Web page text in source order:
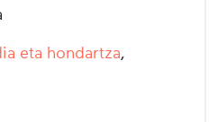
eta hondartza,